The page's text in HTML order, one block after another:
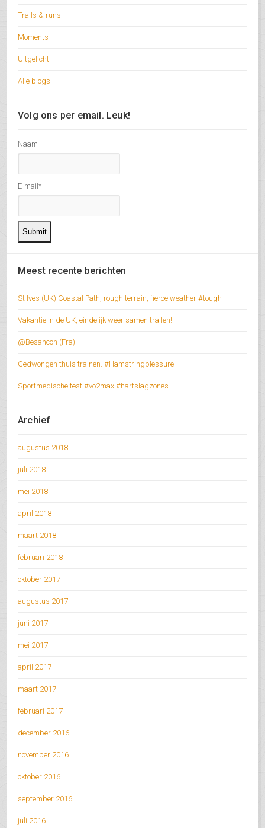
Trails & runs
Moments
Uitgelicht
Alle blogs
Volg ons per email. Leuk!
Naam
E-mail*
Meest recente berichten
St Ives (UK) Coastal Path, rough terrain, fierce weather #tough
Vakantie in de UK, eindelijk weer samen trailen!
@Besancon (Fra)
Gedwongen thuis trainen. #Hamstringblessure
Sportmedische test #vo2max #hartslagzones
Archief
augustus 2018
juli 2018
mei 2018
april 2018
maart 2018
februari 2018
oktober 2017
augustus 2017
juni 2017
mei 2017
april 2017
maart 2017
februari 2017
december 2016
november 2016
oktober 2016
september 2016
juli 2016